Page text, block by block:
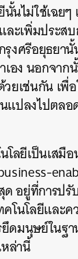
นั้นไม่ใช้เฉย
ละเพิ่มประส
งศรีอยุธยา
อง นอกจาก
ยเช่นกัน เพื่
ปลงไปตลอ
โลยีเป็นเสมื
อยู่ที่การปรั
โนโลยีและ
ดมนุษย์ในฐา
หล่านี้